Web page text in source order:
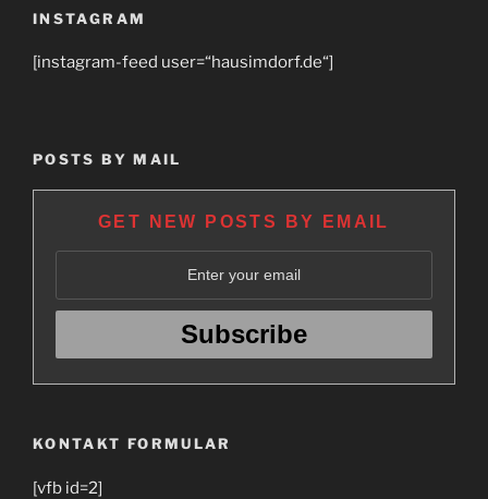
INSTAGRAM
[instagram-feed user=“hausimdorf.de“]
POSTS BY MAIL
GET NEW POSTS BY EMAIL
KONTAKT FORMULAR
[vfb id=2]